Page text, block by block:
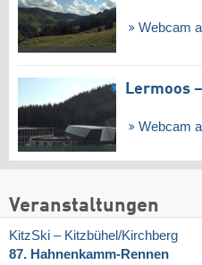
Webcam
Lermoos
Webcam
Veranstaltungen
KitzSki – Kitzbühel/​Kirchberg
87. Hahnenkamm-Rennen